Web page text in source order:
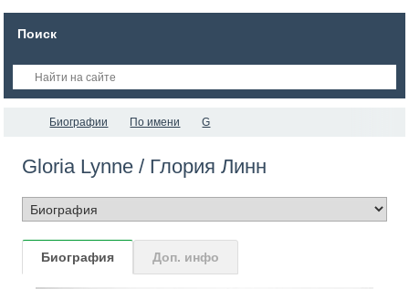
Поиск
Биографии По имени G
Gloria Lynne / Глория Линн
Биография Доп. инфо